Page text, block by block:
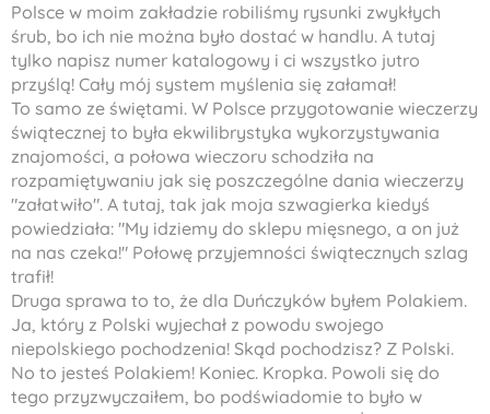
Polsce w moim zakładzie robiliśmy rysunki zwykłych
śrub, bo ich nie można było dostać w handlu. A tutaj
tylko napisz numer katalogowy i ci wszystko jutro
przyślą! Cały mój system myślenia się załamał!
To samo ze świętami. W Polsce przygotowanie wieczerzy
świątecznej to była ekwilibrystyka wykorzystywania
znajomości, a połowa wieczoru schodziła na
rozpamiętywaniu jak się poszczególne dania wieczerzy
"załatwiło". A tutaj, tak jak moja szwagierka kiedyś
powiedziała: "My idziemy do sklepu mięsnego, a on już
na nas czeka!" Połowę przyjemności świątecznych szlag
trafił!
Druga sprawa to to, że dla Duńczyków byłem Polakiem.
Ja, który z Polski wyjechał z powodu swojego
niepolskiego pochodzenia! Skąd pochodzisz? Z Polski.
No to jesteś Polakiem! Koniec. Kropka. Powoli się do
tego przyzwyczaiłem, bo podświadomie to było w